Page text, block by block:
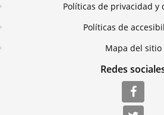
Políticas de privacidad y
Políticas de
Mapa del sitio
Redes